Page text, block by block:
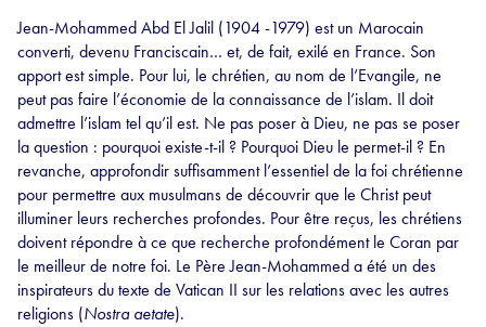
Jean-Mohammed Abd El Jalil (1904 -1979) est un Marocain
converti, devenu Franciscain… et, de fait, exilé en France. Son
apport est simple. Pour lui, le chrétien, au nom de l’Evangile, ne
peut pas faire l’économie de la connaissance de l’islam. Il doit
admettre l’islam tel qu’il est. Ne pas poser à Dieu, ne pas se poser
la question : pourquoi existe-t-il ? Pourquoi Dieu le permet-il ? En
revanche, approfondir suffisamment l’essentiel de la foi chrétienne
pour permettre aux musulmans de découvrir que le Christ peut
illuminer leurs recherches profondes. Pour être reçus, les chrétiens
doivent répondre à ce que recherche profondément le Coran par
le meilleur de notre foi. Le Père Jean-Mohammed a été un des
inspirateurs du texte de Vatican II sur les relations avec les autres
religions (Nostra aetate).